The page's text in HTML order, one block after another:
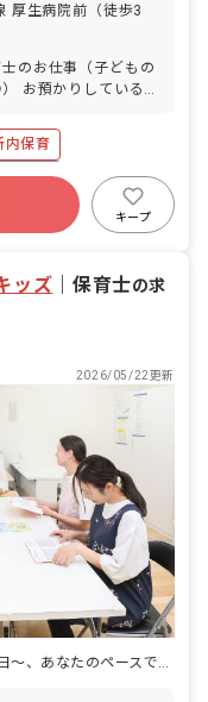
厚生病院前（徒歩3
のお仕事（子どもの
お預かりしている子
清潔・衣類の着脱等
社会性の装着 ・行事
らせの作成
内保育
生充実
キープ
ッズ 保育士の求
2026/05/22更新